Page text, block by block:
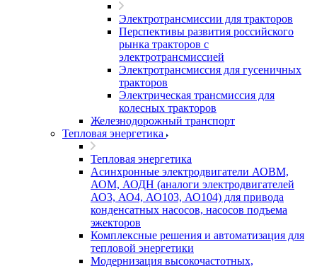
Электротрансмиссии для тракторов
Перспективы развития российского
рынка тракторов с
электротрансмиссией
Электротрансмиссия для гусеничных
тракторов
Электрическая трансмиссия для
колесных тракторов
Железнодорожный транспорт
Тепловая энергетика
Тепловая энергетика
Асинхронные электродвигатели АОВМ,
АОМ, АОДН (аналоги электродвигателей
АО3, АО4, АО103, АО104) для привода
конденсатных насосов, насосов подъема
эжекторов
Комплексные решения и автоматизация для
тепловой энергетики
Модернизация высокочастотных,